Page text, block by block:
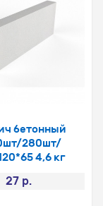
бетонный
280шт/
4,6 кг
27 р.